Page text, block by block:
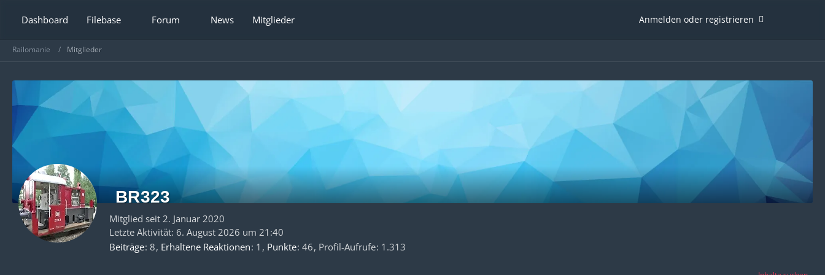
Dashboard Filebase Forum News Mitglieder Anmelden oder registrieren
Railomanie Mitglieder
BR323
Mitglied seit 2. Januar 2020
Letzte Aktivität: 6. August 2026 um 21:40
Beiträge 8 Erhaltene Reaktionen 1 Punkte 46 Profil-Aufrufe 1.313